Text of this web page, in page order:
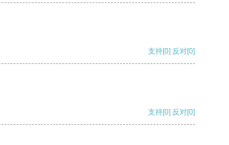
支持[0] 反对[0]
支持[0] 反对[0]